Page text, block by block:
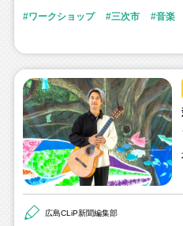
ワークショップ 三次市 音楽
広島CLiP新聞編集部